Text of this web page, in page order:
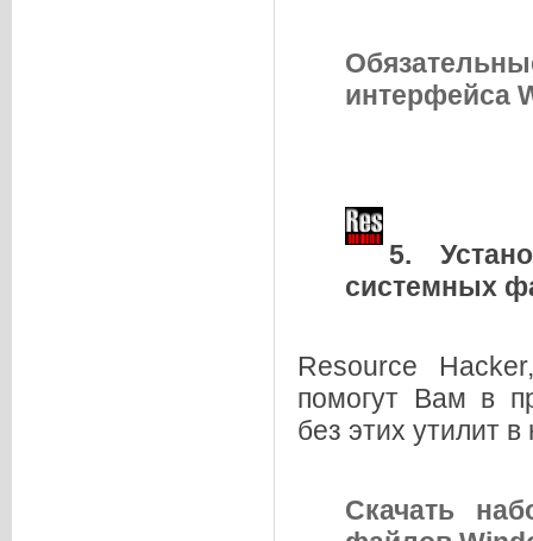
интерфейса
5.
системных
Resource
помогут Вам в
без этих утилит
Скачать